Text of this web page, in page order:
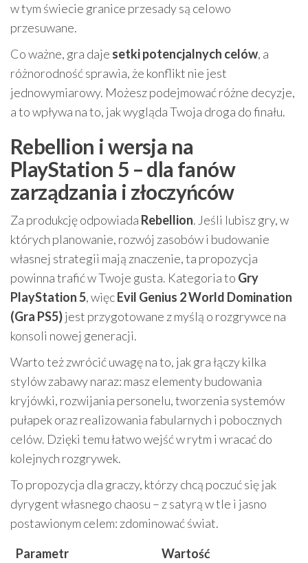
w tym świecie granice przesady są celowo
przesuwane.
Co ważne, gra daje setki potencjalnych celów, a
różnorodność sprawia, że konflikt nie jest
jednowymiarowy. Możesz podejmować różne decyzje,
a to wpływa na to, jak wygląda Twoja droga do finału.
Rebellion i wersja na
PlayStation 5 – dla fanów
zarządzania i złoczyńców
Za produkcję odpowiada Rebellion. Jeśli lubisz gry, w
których planowanie, rozwój zasobów i budowanie
własnej strategii mają znaczenie, ta propozycja
powinna trafić w Twoje gusta. Kategoria to Gry
PlayStation 5, więcEvil Genius 2 World Domination
(Gra PS5)jest przygotowane z myślą o rozgrywce na
konsoli nowej generacji.
Warto też zwrócić uwagę na to, jak gra łączy kilka
stylów zabawy naraz: masz elementy budowania
kryjówki, rozwijania personelu, tworzenia systemów
pułapek oraz realizowania fabularnych i pobocznych
celów. Dzięki temu łatwo wejść w rytm i wracać do
kolejnych rozgrywek.
To propozycja dla graczy, którzy chcą poczuć się jak
dyrygent własnego chaosu – z satyrą w tle i jasno
postawionym celem: zdominować świat.
Parametr
Wartość